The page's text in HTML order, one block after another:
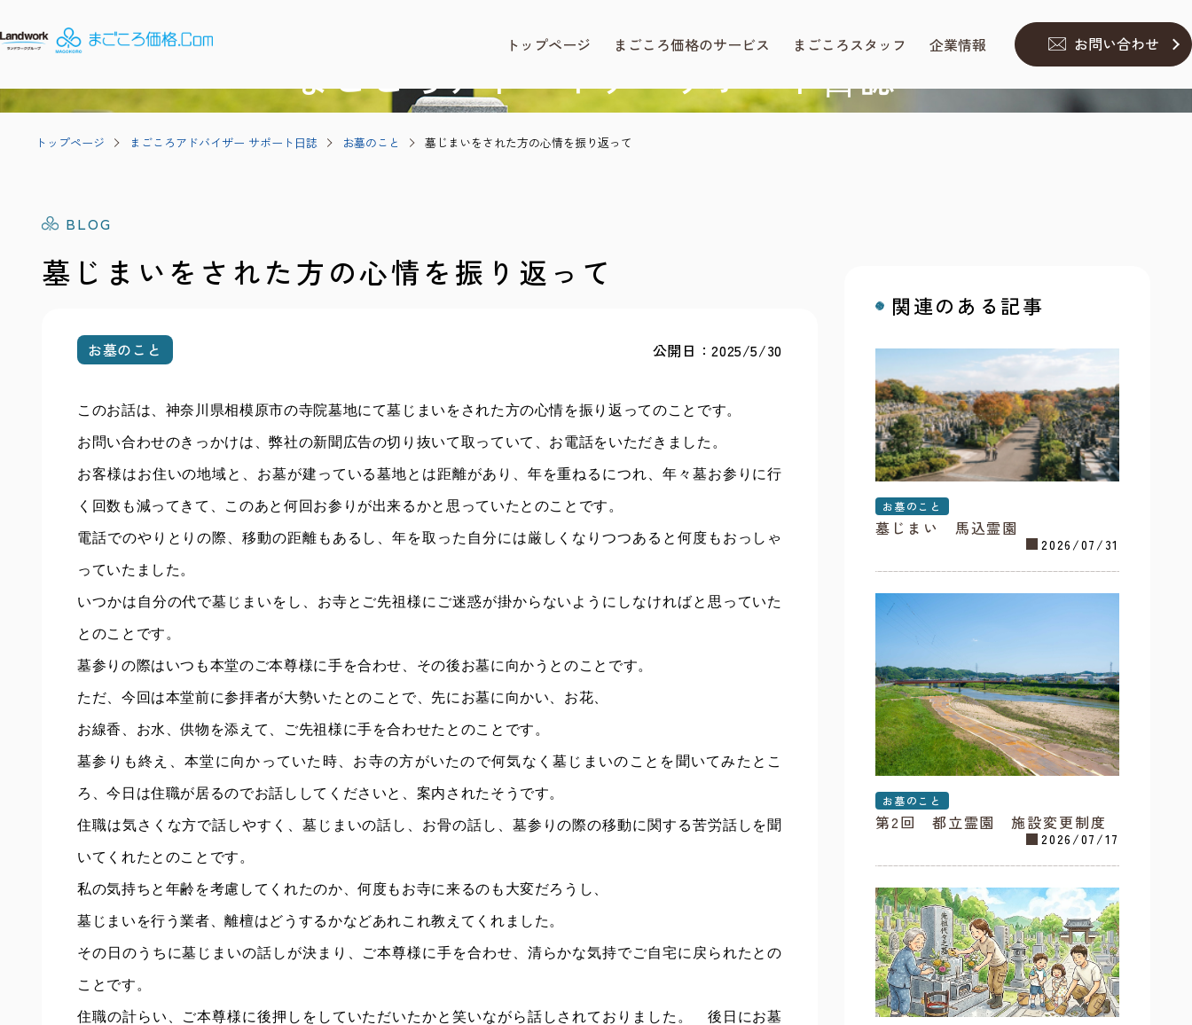
まごころ価格.com
トップページ まごころ価格のサービス まごころスタッフ 企業情報 お問い合わせ
まごころアドバイザーサポート⽇誌
トップページ まごころアドバイザー サポート⽇誌 お墓のこと 墓じまいをされた方の心情を振り返って
BLOG
墓じまいをされた方の心情を振り返って
お墓のこと 公開日：2025/5/30
このお話は、神奈川県相模原市の寺院墓地にて墓じまいをされた方の心情を振り返ってのことです。
お問い合わせのきっかけは、弊社の新聞広告の切り抜いて取っていて、お電話をいただきました。
お客様はお住いの地域と、お墓が建っている墓地とは距離があり、年を重ねるにつれ、年々墓お参りに行
く回数も減ってきて、このあと何回お参りが出来るかと思っていたとのことです。
電話でのやりとりの際、移動の距離もあるし、年を取った自分には厳しくなりつつあると何度もおっしゃ
っていたました。
いつかは自分の代で墓じまいをし、お寺とご先祖様にご迷惑が掛からないようにしなければと思っていた
とのことです。
墓参りの際はいつも本堂のご本尊様に手を合わせ、その後お墓に向かうとのことです。
ただ、今回は本堂前に参拝者が大勢いたとのことで、先にお墓に向かい、お花、
お線香、お水、供物を添えて、ご先祖様に手を合わせたとのことです。
墓参りも終え、本堂に向かっていた時、お寺の方がいたので何気なく墓じまいのことを聞いてみたとこ
ろ、今日は住職が居るのでお話ししてくださいと、案内されたそうです。
住職は気さくな方で話しやすく、墓じまいの話し、お骨の話し、墓参りの際の移動に関する苦労話しを聞
いてくれたとのことです。
私の気持ちと年齢を考慮してくれたのか、何度もお寺に来るのも大変だろうし、
墓じまいを行う業者、離檀はどうするかなどあれこれ教えてくれました。
その日のうちに墓じまいの話しが決まり、ご本尊様に手を合わせ、清らかな気持でご自宅に戻られたとの
ことです。
住職の計らい、ご本尊様に後押しをしていただいたかと笑いながら話しされておりました。 後日にお墓
関連のある記事
お墓のこと
2026/07/31
墓じまい 馬込霊園
お墓のこと
2026/07/17
第2回 都立霊園 施設変更制度